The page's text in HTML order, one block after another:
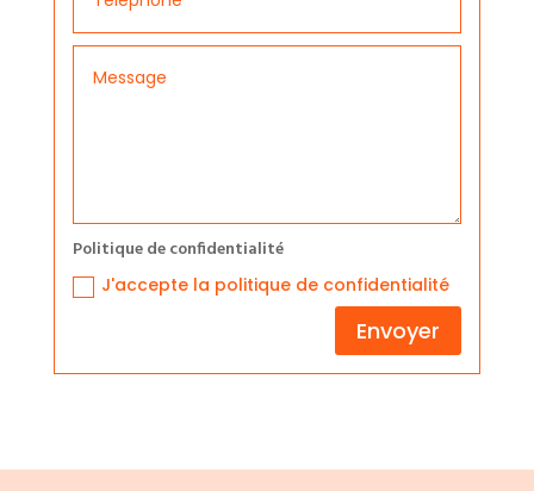
Politique de confidentialité
J'accepte la politique de confidentialité
Envoyer